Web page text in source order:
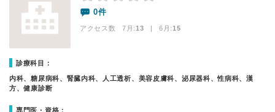
0件
アクセス数 7月:13 | 6月:15
診療科目：
内科、糖尿病科、腎臓内科、人工透析、美容皮膚科、泌尿器科、性病科、漢
方、健康診断
専門医・資格：